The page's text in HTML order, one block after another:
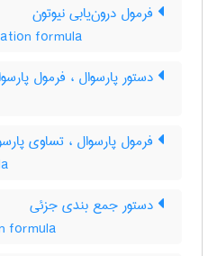
فرمول درون‌یابی نیوتون
formula
دستور پارسوال ، فرمول
فرمول پارسوال ، تساوی
دستور جمع بندی جزئی
formula